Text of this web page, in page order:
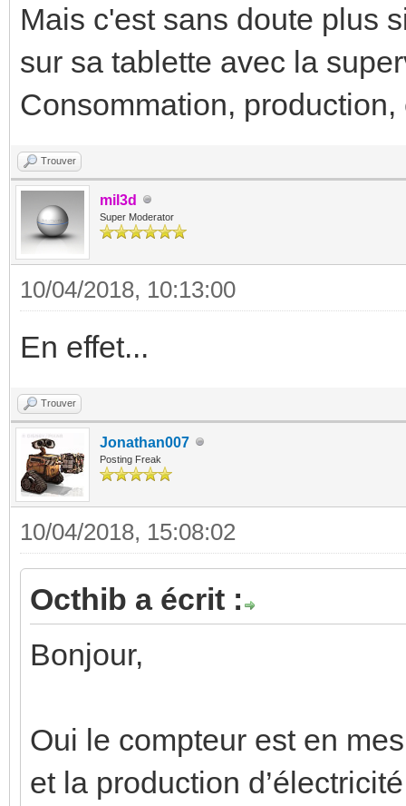
Mais c'est sans doute plus
sur sa tablette avec la
Consommation, production,
Trouver
mil3d
Super Moderator
10/04/2018, 10:13:00
En effet...
Trouver
Jonathan007
Posting Freak
10/04/2018, 15:08:02
Octhib a écrit :
Bonjour,
Oui le compteur est en
et la production